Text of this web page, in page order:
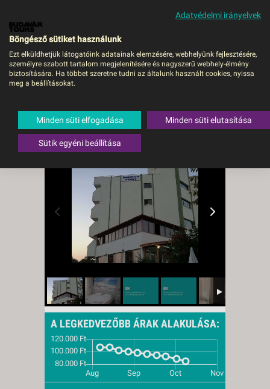
MENÜ
Törökország Kusadasi
Yonca) - Budapest, Busz
Törökország,Égei-tenger,Kusadasi
A LEGKEDVEZŐBB ÁRAK ALAKULÁSA:
Adatvédelmi irányelvek
Böngésző sütiket használunk
Ezt elküldhetjük látogatóink adatainak elemzésére, webhelyünk fejlesztésére,
személyre szabott tartalom megjelenítésére és nagyszerű webhely-élmény
biztosítására. Ha többet szeretne tudni az általunk használt cookies, nyissa
meg a beállításokat.
Minden süti elfogadása Minden süti elutasítása
Sütik egyéni beállítása